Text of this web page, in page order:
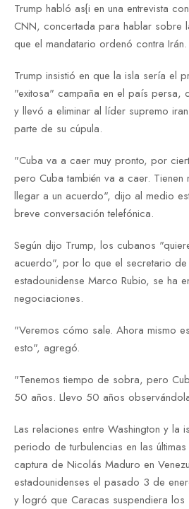
Trump habló as{i en una entrevista
CNN, concertada para hablar sobre
que el mandatario ordenó contra Irán.
Trump insistió en que la isla sería el
"exitosa" campaña en el país persa,
y llevó a eliminar al líder supremo
parte de su cúpula.
"Cuba va a caer muy pronto, por
pero Cuba también va a caer. Tienen
llegar a un acuerdo", dijo al medio
breve conversación telefónica.
Según dijo Trump, los cubanos
acuerdo", por lo que el secretario
estadounidense Marco Rubio, se ha
negociaciones.
"Veremos cómo sale. Ahora mismo
esto", agregó.
"Tenemos tiempo de sobra, pero
50 años. Llevo 50 años
Las relaciones entre Washington y la
periodo de turbulencias en las
captura de Nicolás Maduro en
estadounidenses el pasado 3 de
y logró que Caracas suspendiera los